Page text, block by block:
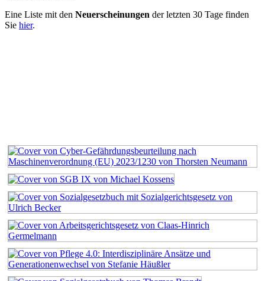
Eine Liste mit den Neuerscheinungen der letzten 30 Tage finden
Sie hier.